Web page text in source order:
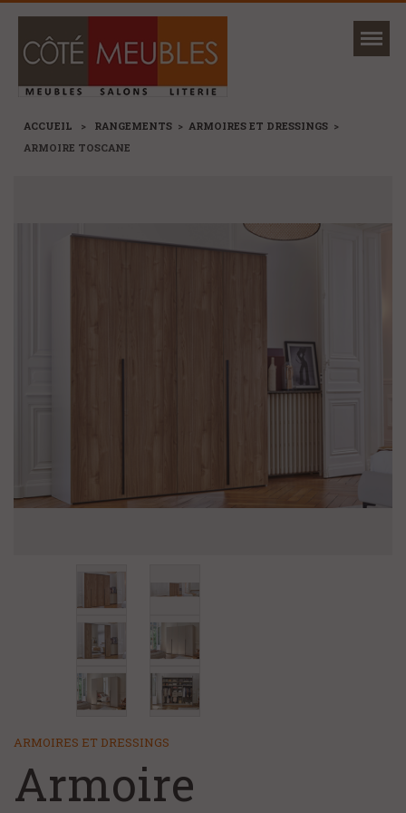
Mon magasin
NOS MAGASINS
NOS SERVICES
ACCUEIL > RANGEMENTS > ARMOIRES ET DRESSINGS >
ARMOIRE TOSCANE
ARMOIRES ET DRESSINGS
Armoire